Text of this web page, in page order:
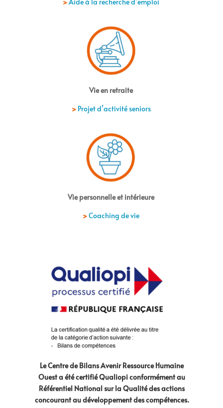
>Aide à la recherche d’emploi
Vie en retraite
> Projet d’activité seniors
Vie personnelle et intérieure
>Coaching de vie
Le Centre de Bilans Avenir Ressource Humaine
Ouest a été certifié Qualiopi conformément au
Référentiel National sur la Qualité des actions
concourant au développement des compétences.